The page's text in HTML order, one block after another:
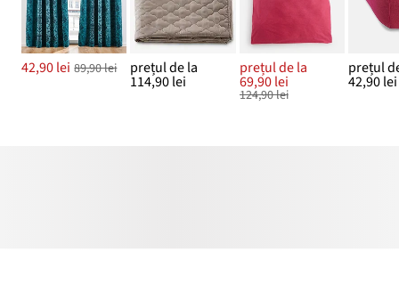
42,90 lei 89,90 lei prețul de la
114,90 lei
prețul de la
69,90 lei
124,90 lei
prețul
42,90 lei